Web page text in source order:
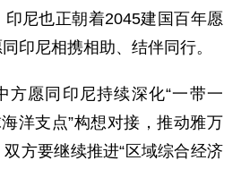
尼也正朝着2045建国百年愿
印尼相携相助、结伴同行。
方愿同印尼持续深化“一带一
洋支点”构想对接，推动雅万
方要继续推进“区域综合经济